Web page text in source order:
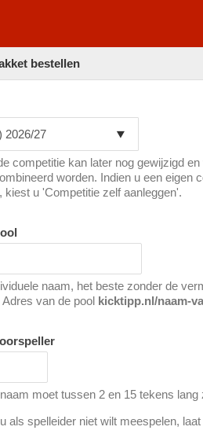
bestellen
2026/27
competitie kan later nog gewijzigd
worden. Indien u een eigen
kiest u 'Competitie zelf aanleggen'.
naam, het beste zonder de
van de pool
kicktipp.nl/naam-
moet tussen 2 en 15 tekens lang
als spelleider niet wilt meespelen,